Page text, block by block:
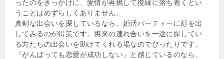
ったのをきっかけに、愛情が再燃して復縁に落ち着くとい
うことはめずらしくありません。
真剣な出会いを探しているなら、婚活パーティーに顔を出
してみるのが得策です。将来の連れ合いを一途に探してい
る方たちの出会いを助けてくれる場なのでぴったりです。
「がんばっても恋愛が成功しない」と感じているのなら、